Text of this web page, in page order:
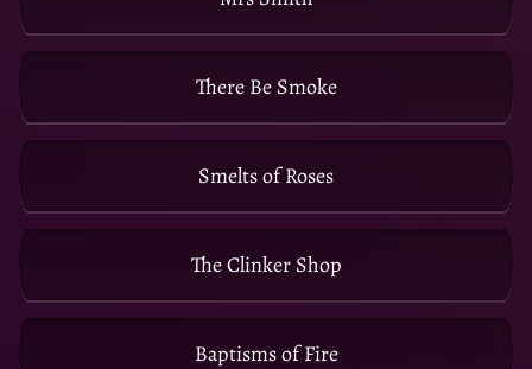
There Be Smoke
Smelts of Roses
The Clinker Shop
Baptisms of Fire